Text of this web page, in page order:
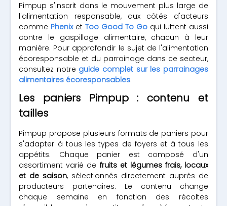
Pimpup s'inscrit dans le mouvement plus large de
l'alimentation responsable, aux côtés d'acteurs
comme PhenixetToo Good To Goqui luttent aussi
contre le gaspillage alimentaire, chacun à leur
manière. Pour approfondir le sujet de l'alimentation
écoresponsable et du parrainage dans ce secteur,
consultez notre guide complet sur les parrainages
alimentaires écoresponsables.
Les paniers Pimpup : contenu et
tailles
Pimpup propose plusieurs formats de paniers pour
s'adapter à tous les types de foyers et à tous les
appétits. Chaque panier est composé d'un
assortiment varié de fruits et légumes frais, locaux
et de saison, sélectionnés directement auprès de
producteurs partenaires. Le contenu change
chaque semaine en fonction des récoltes